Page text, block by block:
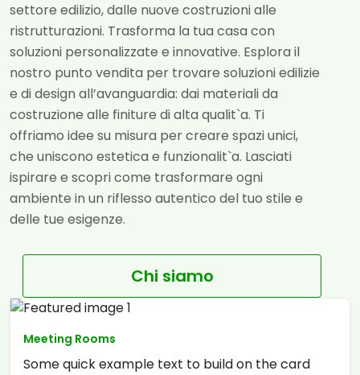
settore edilizio, dalle nuove costruzioni alle
ristrutturazioni. Trasforma la tua casa con
soluzioni personalizzate e innovative. Esplora il
nostro punto vendita per trovare soluzioni edilizie
e di design all’avanguardia: dai materiali da
costruzione alle finiture di alta qualit`a. Ti
offriamo idee su misura per creare spazi unici,
che uniscono estetica e funzionalit`a. Lasciati
ispirare e scopri come trasformare ogni
ambiente in un riflesso autentico del tuo stile e
delle tue esigenze.
Chi siamo
Meeting Rooms
Some quick example text to build on the card